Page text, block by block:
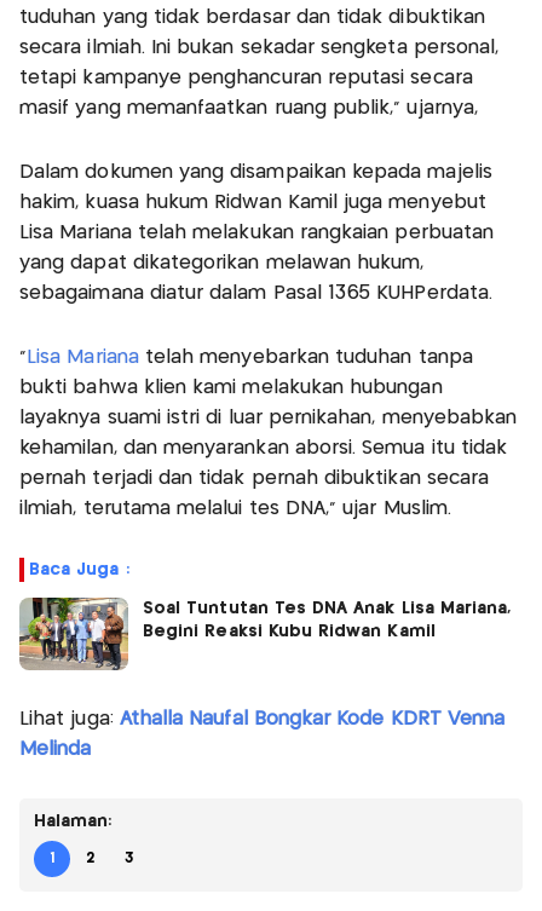
tuduhan yang tidak berdasar dan tidak dibuktikan
secara ilmiah. Ini bukan sekadar sengketa personal,
tetapi kampanye penghancuran reputasi secara
masif yang memanfaatkan ruang publik,” ujarnya,
Dalam dokumen yang disampaikan kepada majelis
hakim, kuasa hukum Ridwan Kamil juga menyebut
Lisa Mariana telah melakukan rangkaian perbuatan
yang dapat dikategorikan melawan hukum,
sebagaimana diatur dalam Pasal 1365 KUHPerdata.
“ Lisa Marianatelah menyebarkan tuduhan tanpa
bukti bahwa klien kami melakukan hubungan
layaknya suami istri di luar pernikahan, menyebabkan
kehamilan, dan menyarankan aborsi. Semua itu tidak
pernah terjadi dan tidak pernah dibuktikan secara
ilmiah, terutama melalui tes DNA,” ujar Muslim.
Baca Juga :
Soal Tuntutan Tes DNA Anak Lisa Mariana,
Begini Reaksi Kubu Ridwan Kamil
Lihat juga: Athalla Naufal Bongkar Kode KDRT Venna
Melinda
Halaman:
1 2 3